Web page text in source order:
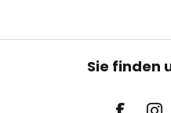
Sie finden